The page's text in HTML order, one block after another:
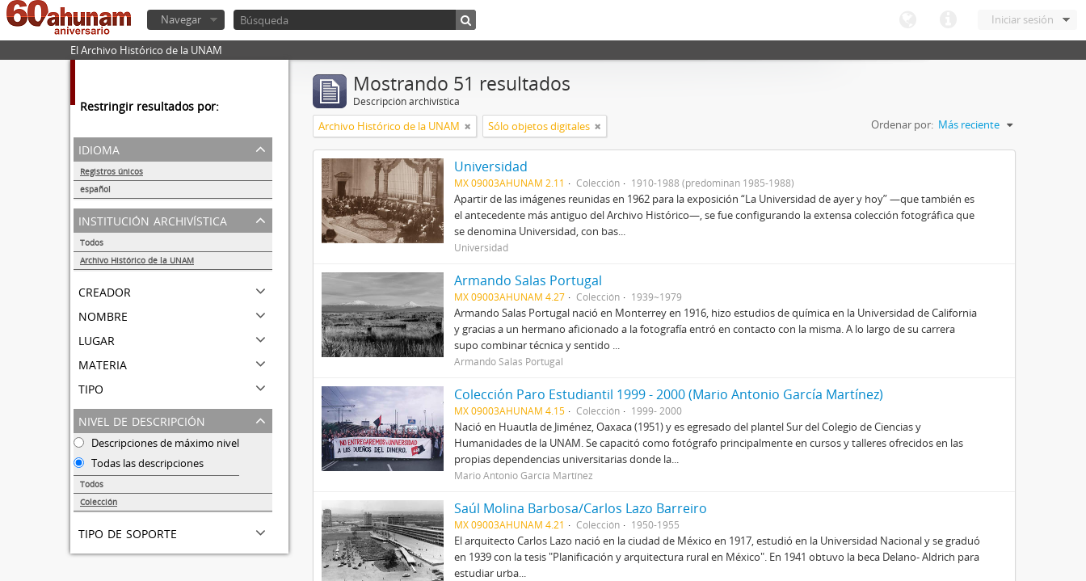
Iniciar sesión
Navegar
El Archivo Histórico de la UNAM
Restringir resultados por:
idioma
Registros únicos
español
51
institución archivística
Todos
Archivo Histórico de la UNAM
creador
nombre
lugar
materia
tipo
nivel de descripción
Descripciones de máximo nivel
Todas las descripciones
Todos
Colección
tipo de soporte
Mostrando 51 resultados
Descripción archivística
Archivo Histórico de la UNAM Sólo objetos digitales Ordenar por: Más reciente
Universidad
MX 09003AHUNAM 2.11 Colección 1910-1988 (predominan 1985-1988)
Apartir de las imágenes reunidas en 1962 para la exposición “La Universidad de ayer y hoy” —que también es
el antecedente más antiguo del Archivo Histórico—, se fue configurando la extensa colección fotográfica que
se denomina Universidad, con bas...
Universidad
Armando Salas Portugal
MX 09003AHUNAM 4.27 Colección 1939~1979
Armando Salas Portugal nació en Monterrey en 1916, hizo estudios de química en la Universidad de California
y gracias a un hermano aficionado a la fotografía entró en contacto con la misma. A lo largo de su carrera
supo combinar técnica y sentido ...
Armando Salas Portugal
Colección Paro Estudiantil 1999 - 2000 (Mario Antonio García Martínez)
MX 09003AHUNAM 4.15 Colección 1999- 2000
Nació en Huautla de Jiménez, Oaxaca (1951) y es egresado del plantel Sur del Colegio de Ciencias y
Humanidades de la UNAM. Se capacitó como fotógrafo principalmente en cursos y talleres ofrecidos en las
propias dependencias universitarias donde la...
Mario Antonio García Martínez
Saúl Molina Barbosa/Carlos Lazo Barreiro
MX 09003AHUNAM 4.21 Colección 1950-1955
El arquitecto Carlos Lazo nació en la ciudad de México en 1917, estudió en la Universidad Nacional y se graduó
en 1939 con la tesis "Planificación y arquitectura rural en México". En 1941 obtuvo la beca Delano- Aldrich para
estudiar urba...